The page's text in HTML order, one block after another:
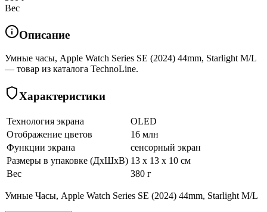
Вес
Описание
Умные часы, Apple Watch Series SE (2024) 44mm, Starlight M/L
— товар из каталога TechnoLine.
Характеристики
Технология экрана
OLED
Отображение цветов
16 млн
Функции экрана
сенсорный экран
Размеры в упаковке (ДхШхВ) 13 x 13 x 10 см
Вес
380 г
Умные Часы, Apple Watch Series SE (2024) 44mm, Starlight M/L